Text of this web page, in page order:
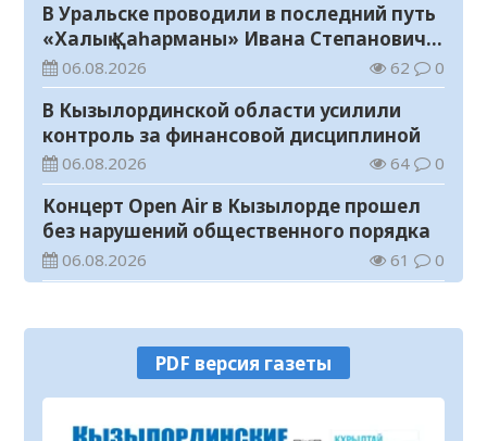
В Уральске проводили в последний путь
«Халық Қаһарманы» Ивана Степановича
Гапича
06.08.2026 62 0
В Кызылординской области усилили
контроль за финансовой дисциплиной
06.08.2026 64 0
Концерт Open Air в Кызылорде прошел
без нарушений общественного порядка
06.08.2026 61 0
конкурс видеороликов о семейных
ценностях и Конституции
06.08.2026
Соблюдение правил пожарной
безопасности – обязанность каждого
PDF версия газеты